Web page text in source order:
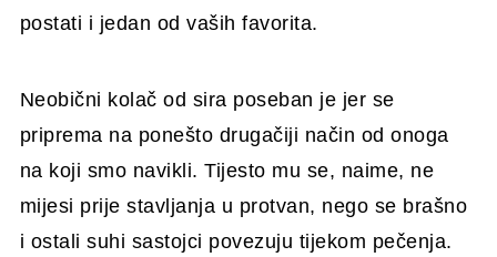
postati i jedan od vaših favorita.
Neobični kolač od sira poseban je jer se
priprema na ponešto drugačiji način od onoga
na koji smo navikli. Tijesto mu se, naime, ne
mijesi prije stavljanja u protvan, nego se brašno
i ostali suhi sastojci povezuju tijekom pečenja.